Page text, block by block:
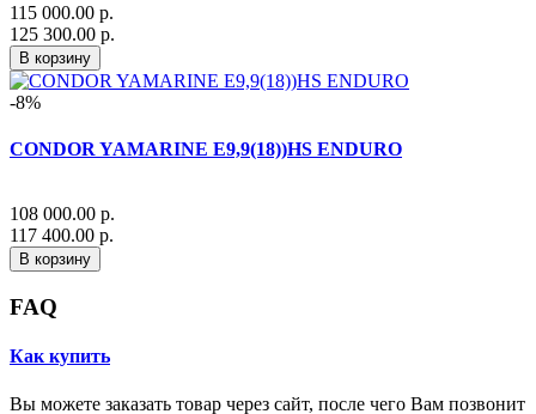
115 000.00 р.
125 300.00 р.
В корзину
-8%
CONDOR YAMARINE E9,9(18))HS ENDURO
108 000.00 р.
117 400.00 р.
В корзину
FAQ
Как купить
Вы можете заказать товар через сайт, после чего Вам позвонит